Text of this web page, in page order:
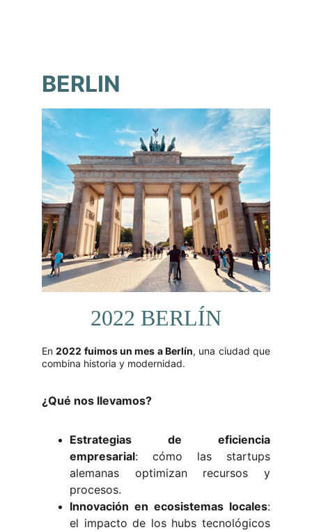
BERLIN
2022 BERLÍN
En2022 fuimos un mes a Berlín, una ciudad que
combina historia y modernidad.
¿Qué nos llevamos?
Estrategias de eficiencia
empresarial: cómo las startups
alemanas optimizan recursos y
procesos.
Innovación en ecosistemas locales:
el impacto de los hubs tecnológicos